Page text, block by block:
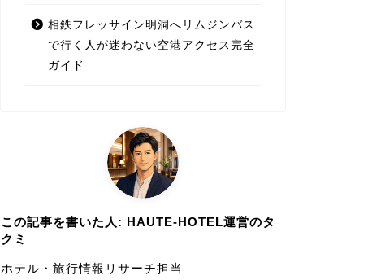
相鉄フレッサイン明洞へリムジンバス
で行く人が迷わない空港アクセス完全
ガイド
この記事を書いた人: HAUTE-HOTEL運営のタ
クミ
ホテル・旅行情報リサーチ担当